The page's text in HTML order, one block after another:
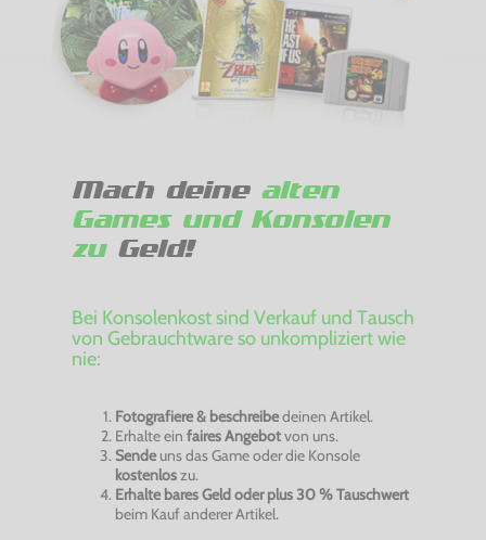
Mach deine alten
Games und Konsolen
zuGeld!
Bei Konsolenkost sind Verkauf und Tausch
von Gebrauchtware so unkompliziert wie
nie:
Fotografiere & beschreibedeinen Artikel.
Erhalte ein faires Angebotvon uns.
Sendeuns das Game oder die Konsole
kostenloszu.
Erhalte bares Geld oder plus 30 % Tauschwert
beim Kauf anderer Artikel.